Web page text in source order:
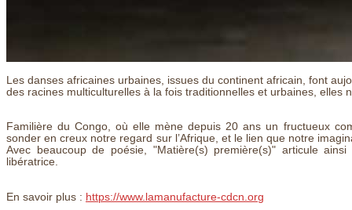
Les danses africaines urbaines, issues du continent africain, font
des racines multiculturelles à la fois traditionnelles et urbaines, elles
Familière du Congo, où elle mène depuis 20 ans un fructueux
sonder en creux notre regard sur l’Afrique, et le lien que notre
Avec beaucoup de poésie, "Matière(s) première(s)" articule
libératrice.
En savoir plus : https://www.lamanufacture-cdcn.org